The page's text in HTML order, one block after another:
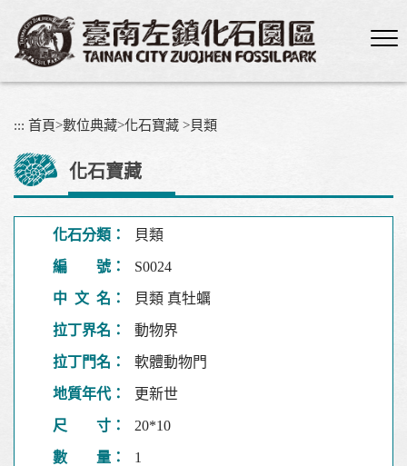
內
::: 首頁>數位典藏>化石寶藏 >貝類
化石寶藏
化石分類： 貝類
編 號： S0024
中 文 名： 貝類 真牡蠣
拉丁界名： 動物界
拉丁門名： 軟體動物門
地質年代： 更新世
尺 寸： 20*10
數 量： 1